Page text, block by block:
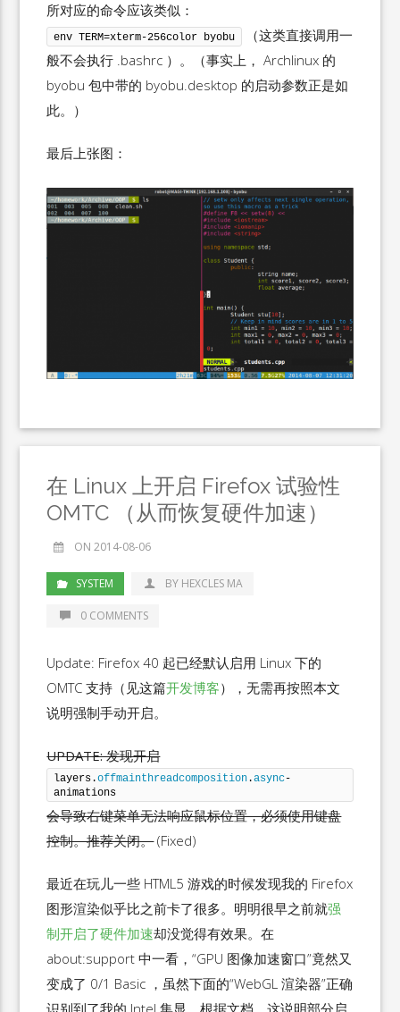
所对应的命令应该类似：
env TERM=xterm-256color byobu
（这类直接调用一
般不会执行 .bashrc ）。（事实上， Archlinux 的
byobu 包中带的 byobu.desktop 的启动参数正是如
此。）
最后上张图：
在 Linux 上开启 Firefox 试验性
OMTC （从而恢复硬件加速）
ON 2014-08-06
SYSTEM BY HEXCLES MA
0 COMMENTS
Update: Firefox 40 起已经默认启用 Linux 下的
OMTC 支持（见这篇开发博客），无需再按照本文
说明强制手动开启。
UPDATE: 发现开启
layers.offmainthreadcomposition.async-
animations
会导致右键菜单无法响应鼠标位置，必须使用键盘
控制。推荐关闭。(Fixed)
最近在玩儿一些 HTML5 游戏的时候发现我的 Firefox
图形渲染似乎比之前卡了很多。明明很早之前就强
制开启了硬件加速却没觉得有效果。在
about:support 中一看，“GPU 图像加速窗口”竟然又
变成了 0/1 Basic ，虽然下面的“WebGL 渲染器”正确